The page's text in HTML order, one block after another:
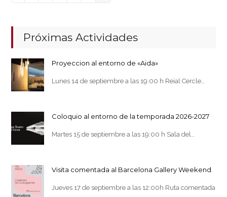
Próximas Actividades
Proyeccion al entorno de «Aida»
Lunes 14 de septiembre a las 19:00 h Reial Cercle…
Coloquio al entorno de la temporada 2026-2027
Martes 15 de septiembre a las 19:00 h Sala del…
Visita comentada al Barcelona Gallery Weekend
Jueves 17 de septiembre a las 12:00h Ruta comentada